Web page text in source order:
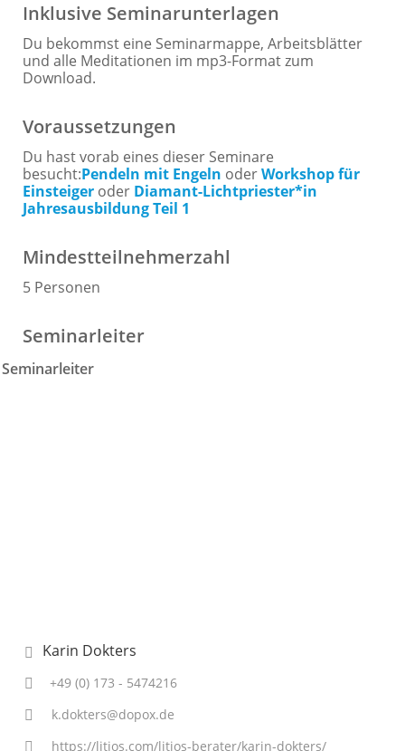
Inklusive Seminarunterlagen
Du bekommst eine Seminarmappe, Arbeitsblätter
und alle Meditationen im mp3-Format zum
Download.
Voraussetzungen
Du hast vorab eines dieser Seminare
besucht:Pendeln mit Engeln oderWorkshop für
Einsteiger oder Diamant-Lichtpriester*in
Jahresausbildung Teil 1
Mindestteilnehmerzahl
5 Personen
Seminarleiter
Seminarleiter
Karin Dokters
+49 (0) 173 - 5474216
k.dokters@dopox.de
https://litios.com/litios-berater/karin-dokters/